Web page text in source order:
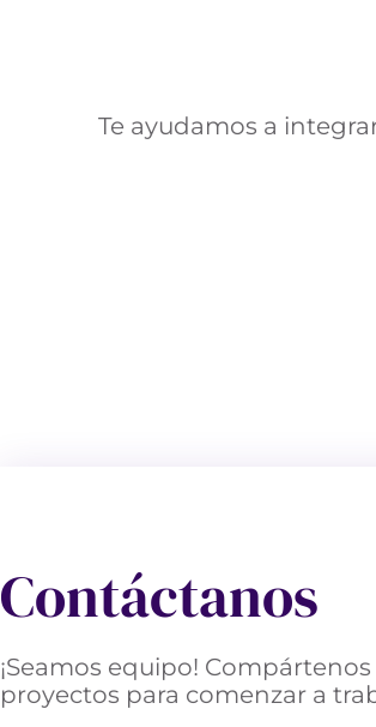
Te ayudamos a
Contáctanos
¡Seamos equipo!
proyectos para comenzar a